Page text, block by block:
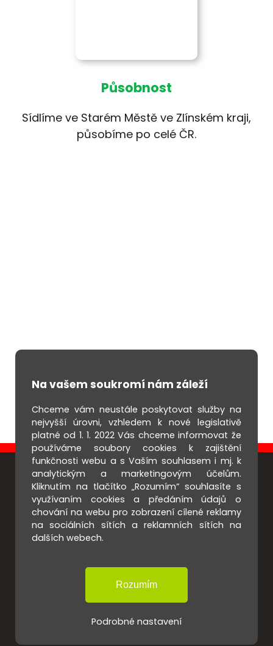
Působnost
Sídlíme ve Starém Městě ve Zlínském kraji,
působíme po celé ČR.
Na vašem soukromí nám záleží
Chceme vám neustále poskytovat služby na
nejvyšší úrovni, vzhledem k nové legislativě
platné od 1. 1. 2022 Vás chceme informovat že
používáme soubory cookies k zajištění
funkčnosti webu a s Vaším souhlasem i mj. k
analytickým a marketingovým účelům.
Kliknutím na tlačítko „Rozumím“ souhlasíte s
využívaním cookies a předáním údajů o
chování na webu pro zobrazení cílené reklamy
na sociálních sítích a reklamních sítích na
dalších webech.
Podrobné nastavení
Navigace
O nás
Ekologie